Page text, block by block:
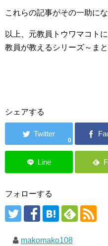
これらの記事がその一助に
以上、元教員トウワマコト
教員が教えるシリーズ～ま
シェアする
0
フォローする
makomako108